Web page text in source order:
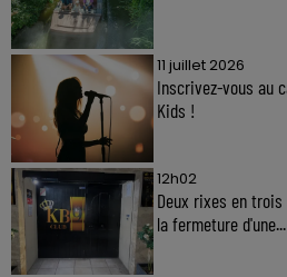
11 juillet 2026
Inscrivez-vous au
Kids !
12h02
Deux rixes en
la fermeture d'une...